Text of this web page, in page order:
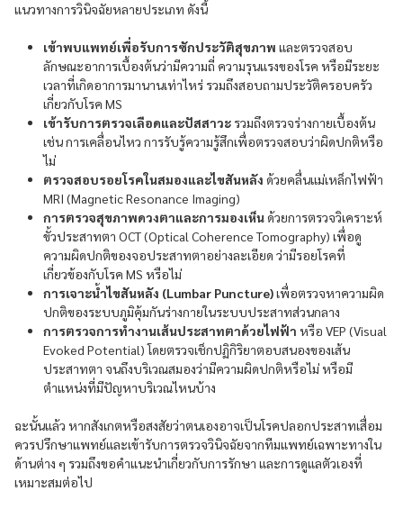
แนวทางการวินิจฉัยหลายประเภท ดังนี้
เข้าพบแพทย์เพื่อรับการซักประวัติสุขภาพ และตรวจสอบ
ลักษณะอาการเบื้องต้นว่ามีความถี่ ความรุนแรงของโรค หรือมีระยะ
เวลาที่เกิดอาการมานานเท่าไหร่ รวมถึงสอบถามประวัติครอบครัว
เกี่ยวกับโรค MS
เข้ารับการตรวจเลือดและปัสสาวะ รวมถึงตรวจร่างกายเบื้องต้น
เช่น การเคลื่อนไหว การรับรู้ความรู้สึกเพื่อตรวจสอบว่าผิดปกติหรือ
ไม่
ตรวจสอบรอยโรคในสมองและไขสันหลัง ด้วยคลื่นแม่เหล็กไฟฟ้า
MRI (Magnetic Resonance Imaging)
การตรวจสุขภาพดวงตาและการมองเห็นด้วยการตรวจวิเคราะห์
ขั้วประสาทตา OCT (Optical Coherence Tomography) เพื่อดู
ความผิดปกติของจอประสาทตาอย่างละเอียด ว่ามีรอยโรคที่
เกี่ยวข้องกับโรค MS หรือไม่
การเจาะน้ำไขสันหลัง (Lumbar Puncture)เพื่อตรวจหาความผิด
ปกติของระบบภูมิคุ้มกันร่างกายในระบบประสาทส่วนกลาง
การตรวจการทำงานเส้นประสาทตาด้วยไฟฟ้า หรือ VEP (Visual
Evoked Potential) โดยตรวจเช็กปฏิกิริยาตอบสนองของเส้น
ประสาทตา จนถึงบริเวณสมองว่ามีความผิดปกติหรือไม่ หรือมี
ตำแหน่งที่มีปัญหาบริเวณไหนบ้าง
ฉะนั้นแล้ว หากสังเกตหรือสงสัยว่าตนเองอาจเป็นโรคปลอกประสาทเสื่อม
ควรปรึกษาแพทย์และเข้ารับการตรวจวินิจฉัยจากทีมแพทย์เฉพาะทางใน
ด้านต่าง ๆ รวมถึงขอคำแนะนำเกี่ยวกับการรักษา และการดูแลตัวเองที่
เหมาะสมต่อไป